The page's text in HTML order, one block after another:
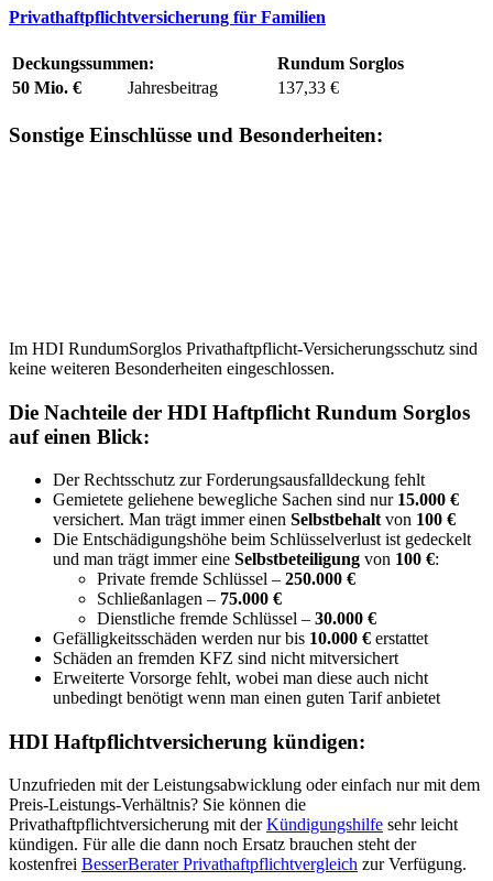
Privathaftpflichtversicherung für Familien
Deckungssummen:
Rundum Sorglos
50 Mio. €
Jahresbeitrag 137,33 €
Sonstige Einschlüsse und Besonderheiten:
Im HDI RundumSorglos Privathaftpflicht-Versicherungsschutz sind
keine weiteren Besonderheiten eingeschlossen.
Die Nachteile der HDI Haftpflicht Rundum Sorglos
auf einen Blick:
Der Rechtsschutz zur Forderungsausfalldeckung fehlt
Gemietete geliehene bewegliche Sachen sind nur 15.000 €
versichert. Man trägt immer einen Selbstbehalt von 100 €
Die Entschädigungshöhe beim Schlüsselverlust ist gedeckelt
und man trägt immer eine Selbstbeteiligung von 100 €:
Private fremde Schlüssel – 250.000 €
Schließanlagen – 75.000 €
Dienstliche fremde Schlüssel – 30.000 €
Gefälligkeitsschäden werden nur bis 10.000 € erstattet
Schäden an fremden KFZ sind nicht mitversichert
Erweiterte Vorsorge fehlt, wobei man diese auch nicht
unbedingt benötigt wenn man einen guten Tarif anbietet
HDI Haftpflichtversicherung kündigen:
Unzufrieden mit der Leistungsabwicklung oder einfach nur mit dem
Preis-Leistungs-Verhältnis? Sie können die
Privathaftpflichtversicherung mit derKündigungshilfe sehr leicht
kündigen. Für alle die dann noch Ersatz brauchen steht der
kostenfrei BesserBerater Privathaftpflichtvergleich zur Verfügung.